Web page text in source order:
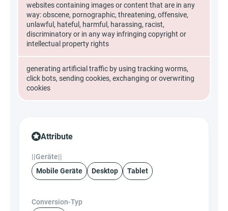
websites containing images or content that are in any
way: obscene, pornographic, threatening, offensive,
unlawful, hateful, harmful, harassing, racist,
discriminatory or in any way infringing copyright or
intellectual property rights
generating artificial traffic by using tracking worms,
click bots, sending cookies, exchanging or overwriting
cookies
Attribute
||Geräte||
Mobile Geräte
Desktop Tablet
Conversion-Typ